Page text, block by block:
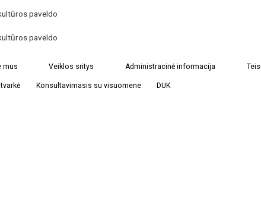
mus Veiklos sritys Administracinė informacija
Konsultavimasis su visuomene DUK
Marijos vilos kapinės